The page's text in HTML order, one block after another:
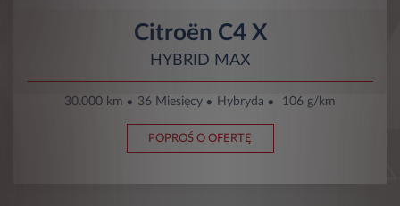
Citroën C4 X
HYBRID MAX
30.000 km 36 Miesięcy Hybryda 106 g/km
POPROŚ O OFERTĘ